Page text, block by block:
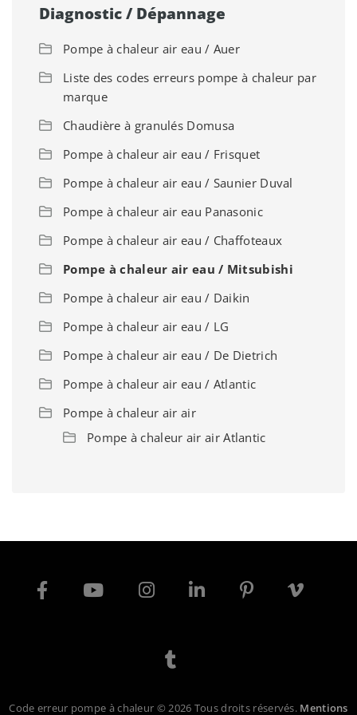
Diagnostic / Dépannage
Pompe à chaleur air eau / Auer
Liste des codes erreurs pompe à chaleur par
marque
Chaudière à granulés Domusa
Pompe à chaleur air eau / Frisquet
Pompe à chaleur air eau / Saunier Duval
Pompe à chaleur air eau Panasonic
Pompe à chaleur air eau / Chaffoteaux
Pompe à chaleur air eau / Mitsubishi
Pompe à chaleur air eau / Daikin
Pompe à chaleur air eau / LG
Pompe à chaleur air eau / De Dietrich
Pompe à chaleur air eau / Atlantic
Pompe à chaleur air air
Pompe à chaleur air air Atlantic
Code erreur pompe à chaleur © 2026 Tous droits réservés. Mentions